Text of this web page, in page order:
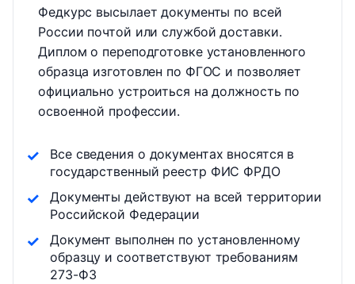
Федкурс высылает документы по всей
России почтой или службой доставки.
Диплом о переподготовке установленного
образца изготовлен по ФГОС и позволяет
официально устроиться на должность по
освоенной профессии.
Все сведения о документах вносятся в
государственный реестр ФИС ФРДО
Документы действуют на всей территории
Российской Федерации
Документ выполнен по установленному
образцу и соответствуют требованиям
273-ФЗ